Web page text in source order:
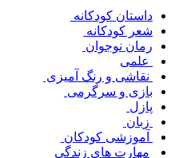
داستان کودکانه
شعر کودکانه
رمان نوجوان
علمی
نقاشی و رنگ آمیزی
بازی و سرگرمی
پازل
زبان
آموزشی کودکان
مهارت های زندگی